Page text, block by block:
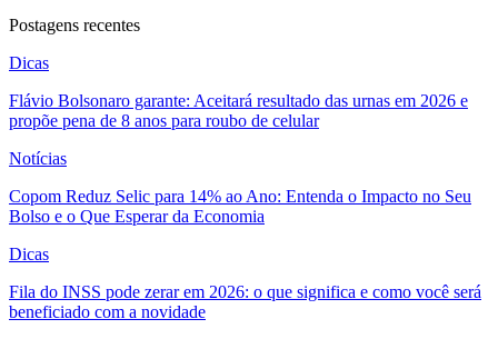
Postagens recentes
Dicas
Flávio Bolsonaro garante: Aceitará resultado das urnas em 2026 e
propõe pena de 8 anos para roubo de celular
Notícias
Copom Reduz Selic para 14% ao Ano: Entenda o Impacto no Seu
Bolso e o Que Esperar da Economia
Dicas
Fila do INSS pode zerar em 2026: o que significa e como você será
beneficiado com a novidade